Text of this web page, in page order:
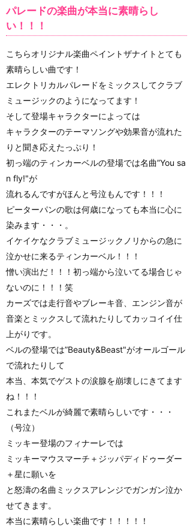
パレードの楽曲が本当に素晴らし
い！！！
こちらオリジナル楽曲ペイントザナイトとても
素晴らしい曲です！
エレクトリカルパレードをミックスしてクラブ
ミュージックのようになってます！
そして登場キャラクターによっては
キャラクターのテーマソングや効果音が流れた
りと聞き応えたっぷり！
初っ端のティンカーベルの登場では名曲”You sa
n fly!"が
流れるんですがほんと号泣もんです！！！
ピーターパンの歌は何歳になっても本当に心に
染みます・・・。
イケイケなクラブミュージックノリからの急に
泣かせに来るティンカーベル！！！
憎い演出だ！！！初っ端から泣いてる場合じゃ
ないのに！！！笑
カーズでは走行音やブレーキ音、エンジン音が
音楽とミックスして流れたりしてカッコイイ仕
上がりです。
ベルの登場では”Beauty&Beast"がオールゴール
で流れたりして
本当、本気でゲストの涙腺を崩壊しにきてます
ね！！！
これまたベルが綺麗で素晴らしいです・・・
（号泣）
ミッキー登場のフィナーレでは
ミッキーマウスマーチ＋ジッパディドゥーダー
＋星に願いを
と怒濤の名曲ミックスアレンジでガンガン泣か
せてきます。
本当に素晴らしい楽曲です！！！！！